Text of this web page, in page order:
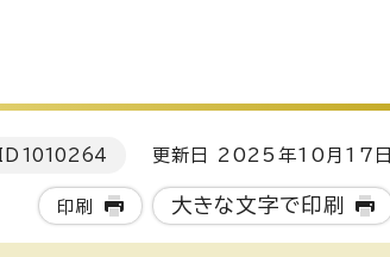
1010264 更新日 2025年10月17日
印刷 大きな文字で印刷